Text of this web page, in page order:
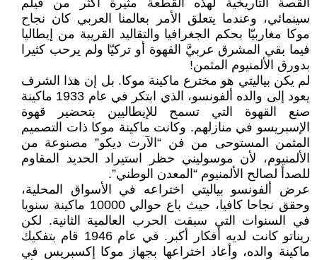
القصة التاريخية لهذه القطعة مثيرة أكثر من فيلم
سينمائي، وعندما يتعلق الأمر بعالمنا العربي كان نجاح
موكا مغاربيّا بحكم الجغرافيا والتقاليد القريبة من إيطاليا
فيما بقي المشرق عربيَّ القهوة أو تركيّا ولم يرحب كثيرا
بدورق الألمنيوم المثمن!
لم يكن بياليتي هو مخترع ماكينة موكا. بل إن هذا الشرف
يعود إلى والده ألفونسو، الذي ابتكر في عام 1933 ماكينة
صنع القهوة التي تسمح للإيطاليين بتحضير قهوة
الإسبريسو في منازلهم. وكانت ماكينة موكا ذات التصميم
المثمن المستوحى من فن “الآرت ديكو” مصنوعة من
الألمنيوم، لأن موسوليني حظر استيراد الحديد المقاوم
للصدأ لصالح الألمنيوم “المعدن الوطني”.
عرض ألفونسو بياليتي اختراعه في الأسواق المحلية،
وحقق نجاحا كافيا، حيث باع حوالي 10000 ماكينة سنويا
في السنوات التي سبقت الحرب العالمية الثانية. لكن
ريناتو كانت لديه أفكار أكبر. في عام 1946 قام بتفكيك
ماكينة والده، وأعاد اختراعها بجهاز موكا إكسبريس في